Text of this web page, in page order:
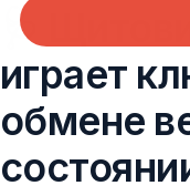
🩺
играет
обмене